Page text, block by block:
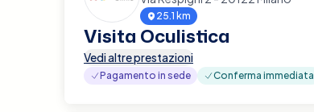
25.1 km
Visita Oculistica
Vedi altre prestazioni
Pagamento in sede Conferma immediata